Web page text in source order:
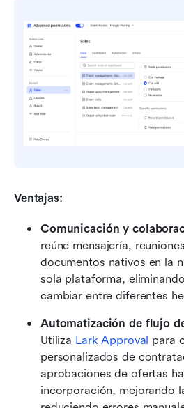
Ventajas:
Comunicación y
reúne mensajería,
documentos nativos en la
sola plataforma,
cambiar entre diferentes
Utiliza Lark Approval para
personalizados de
aprobaciones de ofertas
incorporación, mejorando